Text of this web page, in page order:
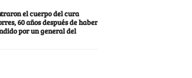
el cuerpo del cura
60 años después de haber
por un general del